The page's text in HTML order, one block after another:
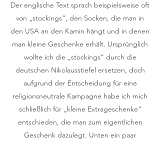
Der englische Text sprach beispielsweise oft
von „stockings“, den Socken, die man in
den USA an den Kamin hängt und in denen
man kleine Geschenke erhält. Ursprünglich
wollte ich die „stockings“ durch die
deutschen Nikolausstiefel ersetzen, doch
aufgrund der Entscheidung für eine
religionsneutrale Kampagne habe ich mich
schließlich für „kleine Extrageschenke“
entschieden, die man zum eigentlichen
Geschenk dazulegt. Unten ein paar